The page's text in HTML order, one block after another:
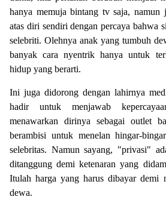
hanya memuja bintang tv saja, namun
atas diri sendiri dengan percaya bahwa
selebriti. Olehnya anak yang tumbuh
banyak cara nyentrik hanya untuk
hidup yang berarti.
Ini juga didorong dengan lahirnya
hadir untuk menjawab
menawarkan dirinya sebagai outlet
berambisi untuk menelan hingar-
selebritas. Namun sayang, "privasi"
ditanggung demi ketenaran yang
Itulah harga yang harus dibayar demi
dewa.